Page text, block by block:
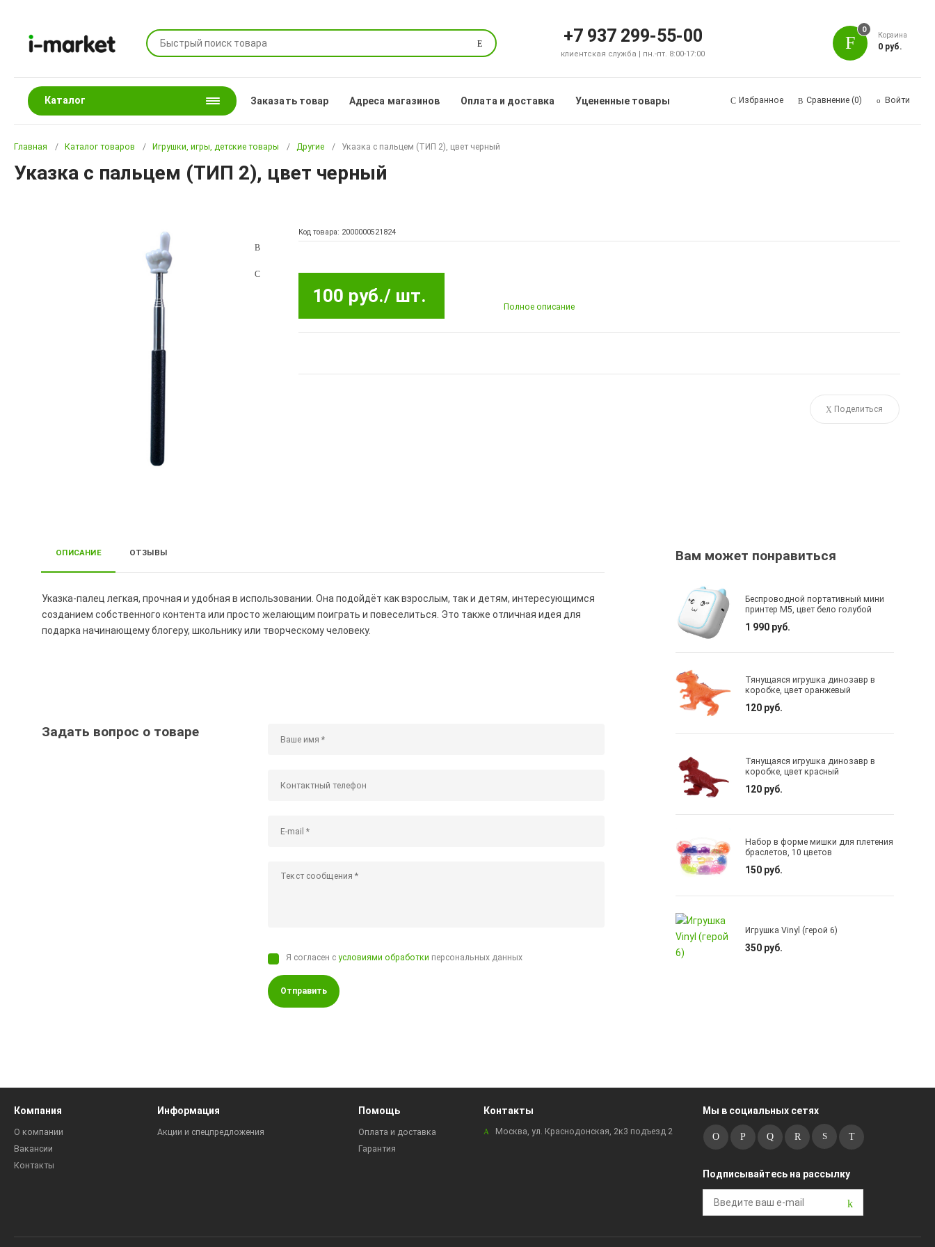
Поиск +7 937 299-55-00
клиентская служба | пн.-пт. 8:00-17:00
0
Корзина
0 руб.
Каталог Заказать товар Адреса магазинов Оплата и доставка Уцененные товары Избранное Сравнение (0) Войти
Главная Каталог товаров Игрушки, игры, детские товары Другие Указка с пальцем (ТИП 2), цвет черный
Указка с пальцем (ТИП 2), цвет черный
Код товара: 2000000521824
100 руб./ шт.
Полное описание
Поделиться
ОПИСАНИЕ ОТЗЫВЫ
Указка-палец легкая, прочная и удобная в использовании. Она подойдёт как взрослым, так и детям, интересующимся
созданием собственного контента или просто желающим поиграть и повеселиться. Это также отличная идея для
подарка начинающему блогеру, школьнику или творческому человеку.
Задать вопрос о товаре
Я согласен сусловиями обработки персональных данных
Отправить
Вам может понравиться
Беспроводной портативный мини
принтер M5, цвет бело голубой
1 990 руб.
Тянущаяся игрушка динозавр в
коробке, цвет оранжевый
120 руб.
Тянущаяся игрушка динозавр в
коробке, цвет красный
120 руб.
Набор в форме мишки для плетения
браслетов, 10 цветов
150 руб.
Игрушка Vinyl (герой 6)
350 руб.
Компания
О компании
Вакансии
Контакты
Информация
Акции и спецпредложения
Помощь
Оплата и доставка
Гарантия
Контакты
Москва, ул. Краснодонская, 2к3 подъезд 2
Мы в социальных сетях
Подписывайтесь на рассылку